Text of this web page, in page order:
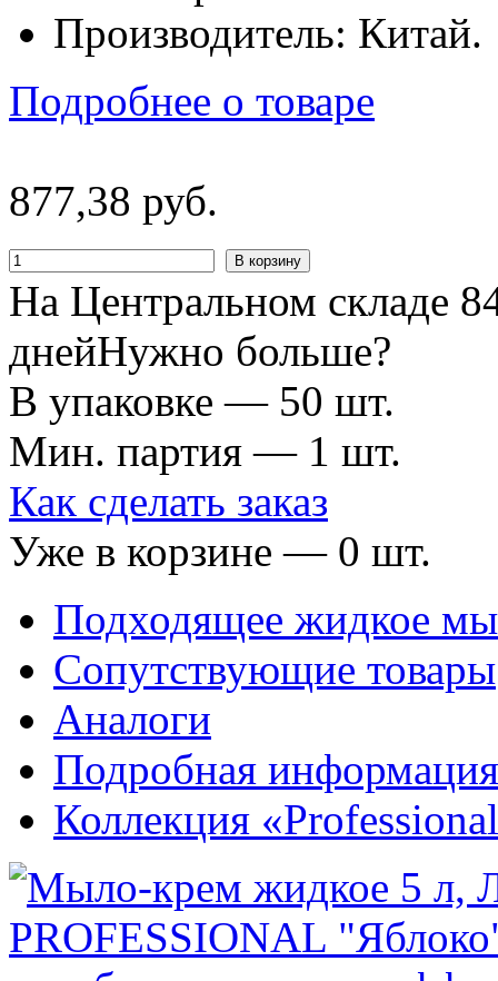
Производитель: Китай.
Подробнее о товаре
877,38 руб.
В корзину
На Центральном складе
днейНужно больше?
В упаковке — 50 шт.
Мин. партия — 1 шт.
Как сделать заказ
Уже в корзине — 0 шт.
Подходящее жидкое
Сопутствующие товары
Аналоги
Подробная информация
Коллекция